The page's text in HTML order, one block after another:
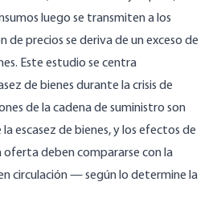
luego se transmiten a los
de precios se deriva de un exceso de
Este estudio se centra
de bienes durante la crisis de
de la cadena de suministro son
escasez de bienes, y los efectos de
oferta deben compararse con la
circulación — según lo determine la